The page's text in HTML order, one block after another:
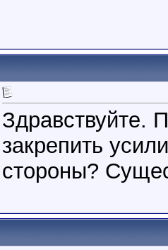
Здравствуйте.
закрепить
стороны?